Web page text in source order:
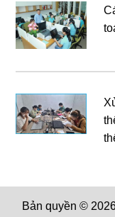
Bản quyền ©